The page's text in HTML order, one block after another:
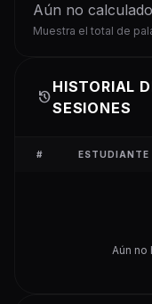
Aún no calculado
Muestra el total de
history
HISTORIAL
SESIONES
# ESTUDIANTE
Aún no